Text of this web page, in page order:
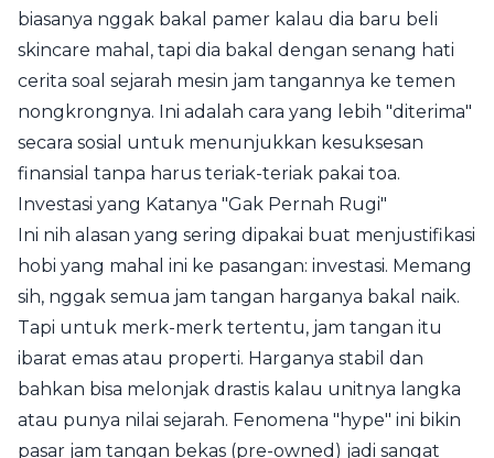
biasanya nggak bakal pamer kalau dia baru beli
skincare mahal, tapi dia bakal dengan senang hati
cerita soal sejarah mesin jam tangannya ke temen
nongkrongnya. Ini adalah cara yang lebih "diterima"
secara sosial untuk menunjukkan kesuksesan
finansial tanpa harus teriak-teriak pakai toa.
Investasi yang Katanya "Gak Pernah Rugi"
Ini nih alasan yang sering dipakai buat menjustifikasi
hobi yang mahal ini ke pasangan: investasi. Memang
sih, nggak semua jam tangan harganya bakal naik.
Tapi untuk merk-merk tertentu, jam tangan itu
ibarat emas atau properti. Harganya stabil dan
bahkan bisa melonjak drastis kalau unitnya langka
atau punya nilai sejarah. Fenomena "hype" ini bikin
pasar jam tangan bekas (pre-owned) jadi sangat